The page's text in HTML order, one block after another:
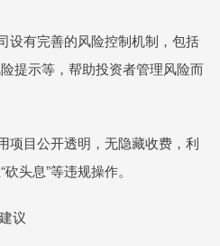
设有完善的风险控制机制，包括
提示等，帮助投资者管理风险而
项目公开透明，无隐藏收费，利
头息”等违规操作。
议